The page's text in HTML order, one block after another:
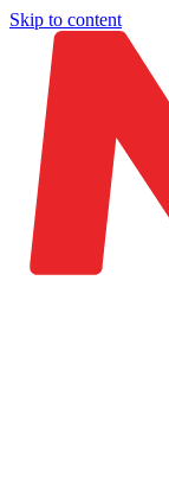
Skip to content